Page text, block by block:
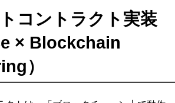
コントラクト実装
× Blockchain
）